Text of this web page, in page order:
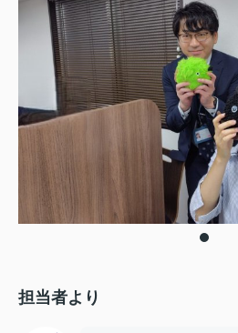
担当者より